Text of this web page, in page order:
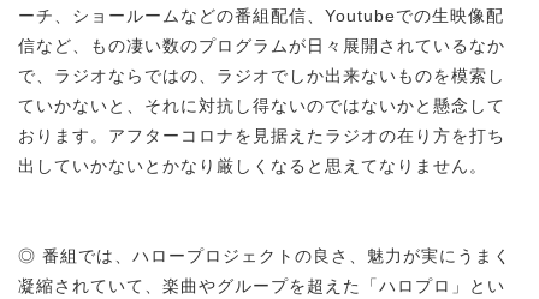
ーチ、ショールームなどの番組配信、Youtubeでの生映像配
信など、もの凄い数のプログラムが日々展開されているなか
で、ラジオならではの、ラジオでしか出来ないものを模索し
ていかないと、それに対抗し得ないのではないかと懸念して
おります。アフターコロナを見据えたラジオの在り方を打ち
出していかないとかなり厳しくなると思えてなりません。
◎ 番組では、ハロープロジェクトの良さ、魅力が実にうまく
凝縮されていて、楽曲やグループを超えた「ハロプロ」とい